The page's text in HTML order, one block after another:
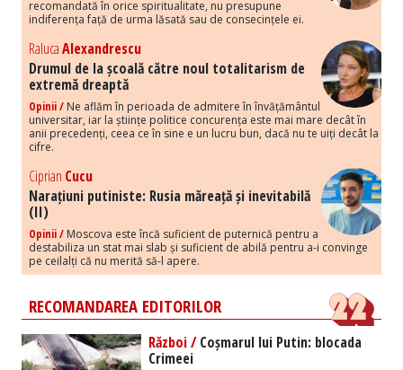
recomandată în orice spiritualitate, nu presupune
indiferența față de urma lăsată sau de consecințele ei.
RalucaAlexandrescu
Drumul de la școală către noul totalitarism de
extremă dreaptă
Opinii / Ne aflăm în perioada de admitere în învățământul
universitar, iar la științe politice concurența este mai mare decât în
anii precedenți, ceea ce în sine e un lucru bun, dacă nu te uiți decât la
cifre.
Ciprian Cucu
Narațiuni putiniste: Rusia măreață și inevitabilă
(II)
Opinii / Moscova este încă suficient de puternică pentru a
destabiliza un stat mai slab și suficient de abilă pentru a-i convinge
pe ceilalți că nu merită să-l apere.
RECOMANDAREA EDITORILOR
Război /Coșmarul lui Putin: blocada
Crimeei